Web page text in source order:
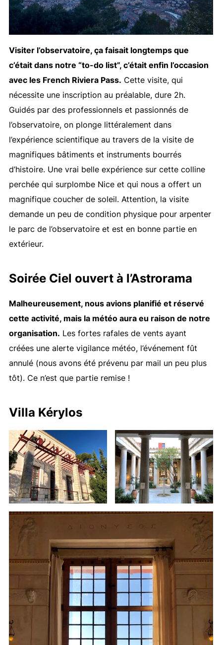
Visiter l’observatoire, ça faisait longtemps que
c’était dans notre “to-do list”, c’était enfin l’occasion
avec les French Riviera Pass. Cette visite, qui
nécessite une inscription au préalable, dure 2h.
Guidés par des professionnels et passionnés de
l’observatoire, on plonge littéralement dans
l’expérience scientifique au travers de la visite de
magnifiques bâtiments et instruments bourrés
d’histoire. Une vrai belle expérience sur cette colline
perchée qui surplombe Nice et qui nous a offert un
magnifique coucher de soleil. Attention, la visite
demande un peu de condition physique pour arpenter
le parc de l’observatoire et est en bonne partie en
extérieur.
Soirée Ciel ouvert à l’Astrorama
Malheureusement, nous avions planifié et réservé
cette activité, mais la météo aura eu raison de notre
organisation. Les fortes rafales de vents ayant
créées une alerte vigilance météo, l’événement fût
annulé (nous avons été prévenu par mail un peu plus
tôt). Ce n’est que partie remise !
Villa Kérylos